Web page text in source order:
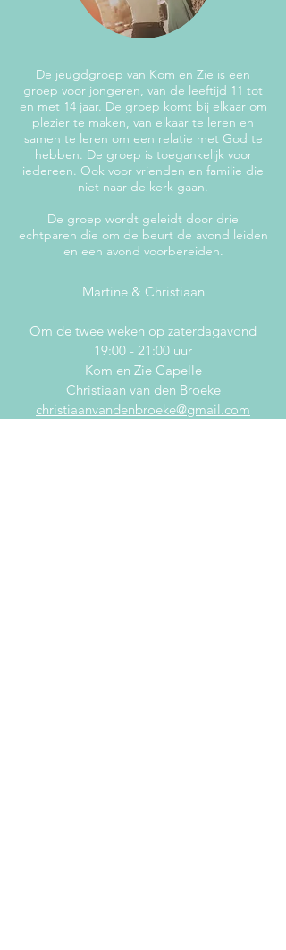
De jeugdgroep van Kom en Zie is een
groep voor jongeren, van de leeftijd 11 tot
en met 14 jaar. De groep komt bij elkaar om
plezier te maken, van elkaar te leren en
samen te leren om een relatie met God te
hebben. De groep is toegankelijk voor
iedereen. Ook voor vrienden en familie die
niet naar de kerk gaan.
De groep wordt geleidt door drie
echtparen die om de beurt de avond leiden
en een avond voorbereiden.
Martine & Christiaan
Om de twee weken op zaterdagavond
19:00 - 21:00 uur
Kom en Zie Capelle
Christiaan van den Broeke
christiaanvandenbroeke@gmail.com